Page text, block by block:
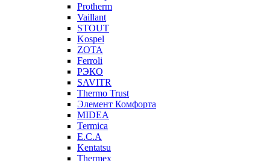
Protherm
Vaillant
STOUT
Kospel
ZOTA
Ferroli
РЭКО
SAVITR
Thermo Trust
Элемент Комфорта
MIDEA
Termica
E.C.A
Kentatsu
Thermex